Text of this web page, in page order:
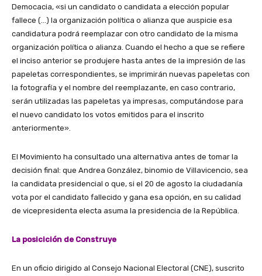
Democacia, «si un candidato o candidata a elección popular
fallece (…) la organización política o alianza que auspicie esa
candidatura podrá reemplazar con otro candidato de la misma
organización política o alianza. Cuando el hecho a que se refiere
el inciso anterior se produjere hasta antes de la impresión de las
papeletas correspondientes, se imprimirán nuevas papeletas con
la fotografía y el nombre del reemplazante, en caso contrario,
serán utilizadas las papeletas ya impresas, computándose para
el nuevo candidato los votos emitidos para el inscrito
anteriormente».
El Movimiento ha consultado una alternativa antes de tomar la
decisión final: que Andrea González, binomio de Villavicencio, sea
la candidata presidencial o que, si el 20 de agosto la ciudadanía
vota por el candidato fallecido y gana esa opción, en su calidad
de vicepresidenta electa asuma la presidencia de la República.
La posicición de Construye
En un oficio dirigido al Consejo Nacional Electoral (CNE), suscrito